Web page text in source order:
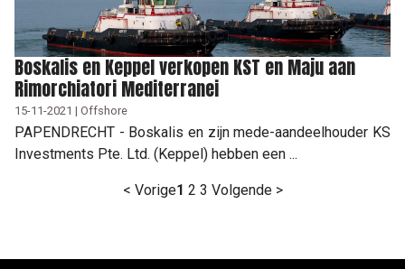
Boskalis en Keppel verkopen KST en Maju aan
Rimorchiatori Mediterranei
15-11-2021 | Offshore
PAPENDRECHT - Boskalis en zijn mede-aandeelhouder KS
Investments Pte. Ltd. (Keppel) hebben een ...
< Vorige1 2 3 Volgende >